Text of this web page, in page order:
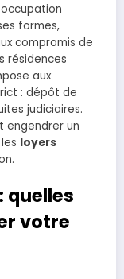
formes,
compromis de
résidences
aux
: dépôt de
judiciaires.
engendrer un
loyers
quelles
votre